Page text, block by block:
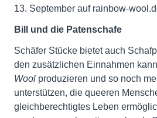
13. September auf rainbow-
Bill und die Patenschafe
Schäfer Stücke bietet auch
den zusätzlichen Einnahmen
Wool produzieren und so noch
unterstützen, die queeren
gleichberechtigtes Leben